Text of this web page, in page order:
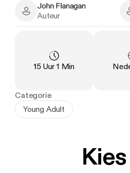
zijn geraakt in een politiek
vinden die het durven
willen hun steentje
lukken om de keizer van
jaar.
John Flanagan - Author
John Flanagan
Auteur
Duur:
15 Uur 1 Min Taal:
Categorie
Young Adult